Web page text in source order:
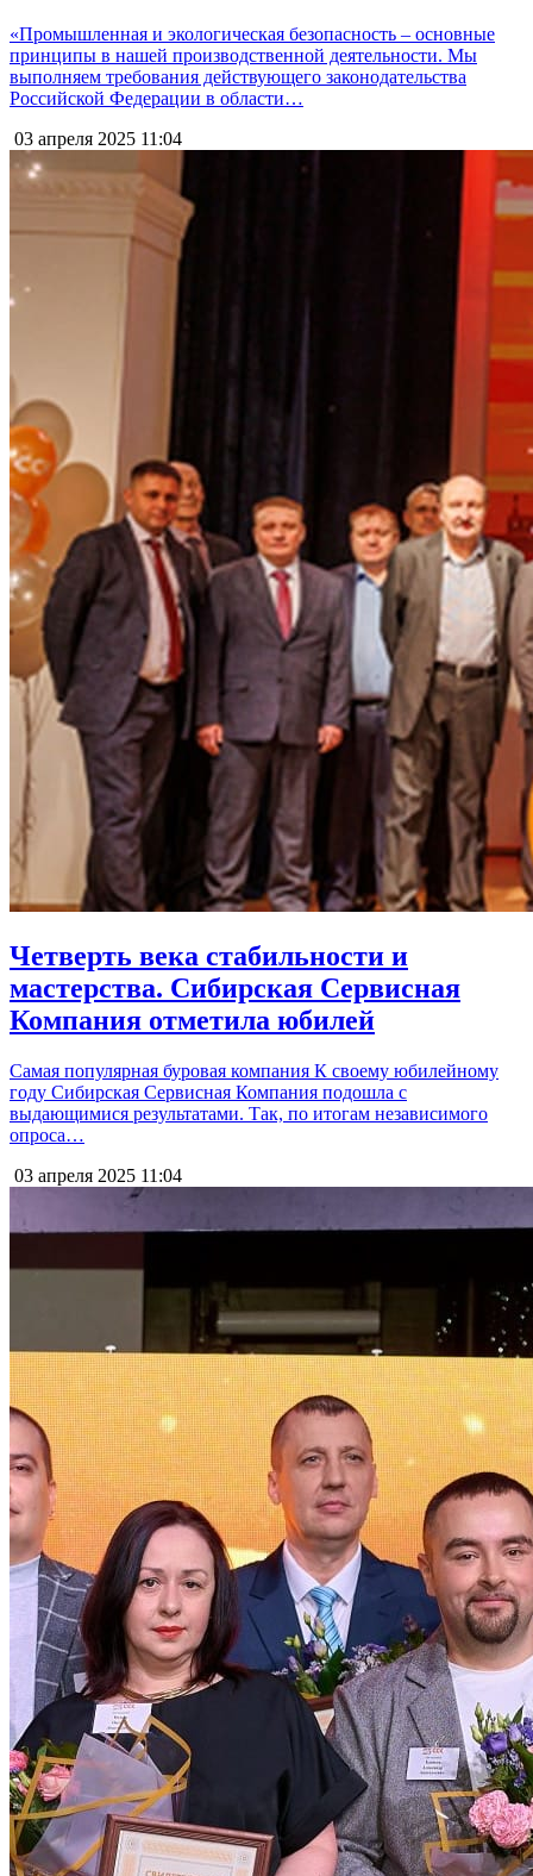
«Промышленная и экологическая безопасность – основные
принципы в нашей производственной деятельности. Мы
выполняем требования действующего законодательства
Российской Федерации в области…
03 апреля 2025 11:04
Четверть века стабильности и
мастерства. Сибирская Сервисная
Компания отметила юбилей
Самая популярная буровая компания К своему юбилейному
году Сибирская Сервисная Компания подошла с
выдающимися результатами. Так, по итогам независимого
опроса…
03 апреля 2025 11:04